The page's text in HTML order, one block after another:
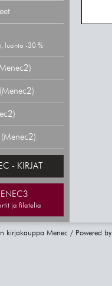
luonto -30 %
- KIRJAT
ja filatelia
kirjakauppa Menec / Powered by